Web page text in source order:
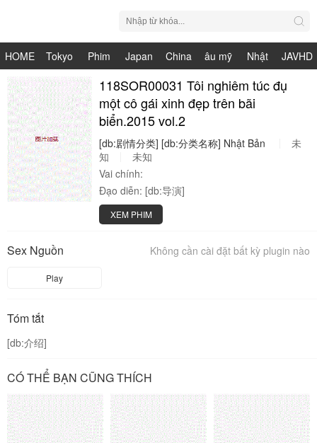
HOME
Tokyo
Hot
Phim
Nhật
Bản
Japan
HDV
China
live
âu mỹ
Nhật
Bản
JAVHD
118SOR00031 Tôi nghiêm túc đụ
một cô gái xinh đẹp trên bãi
biển.2015 vol.2
[db:剧情分类] [db:分类名称] Nhật Bản
未
知
未知
Vai chính:
Đạo diễn: [db:导演]
XEM PHIM
Không cần cài đặt bất kỳ plugin nào
Sex Nguồn
Play
Tóm tắt
[db:介绍]
CÓ THỂ BẠN CŨNG THÍCH